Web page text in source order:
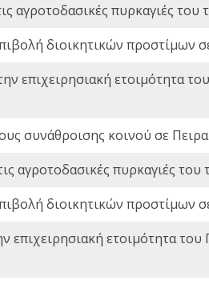
αγροτοδασικές πυρκαγιές
διοικητικών προστίμων
επιχειρησιακή ετοιμότητα
συνάθροισης κοινού σε
αγροτοδασικές πυρκαγιές
διοικητικών προστίμων
επιχειρησιακή ετοιμότητα